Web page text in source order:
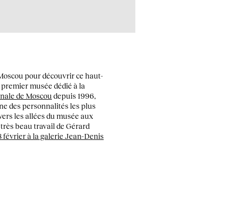
pour découvrir ce haut-
musée dédié à la
de Moscou depuis 1996,
des personnalités les plus
les allées du musée aux
beau travail de Gérard
février à la galerie Jean-Denis